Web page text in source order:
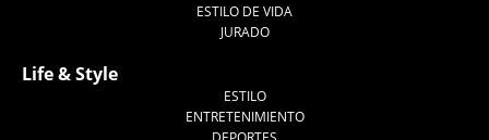
ESTILO DE VIDA
JURADO
Life & Style
ESTILO
ENTRETENIMIENTO